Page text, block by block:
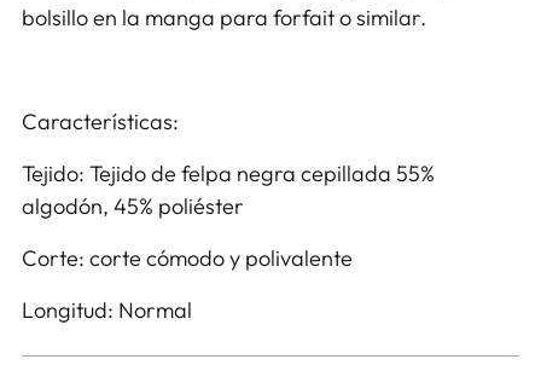
bolsillo en la manga para forfait o similar.
Características:
Tejido: Tejido de felpa negra cepillada 55%
algodón, 45% poliéster
Corte: corte cómodo y polivalente
Longitud: Normal